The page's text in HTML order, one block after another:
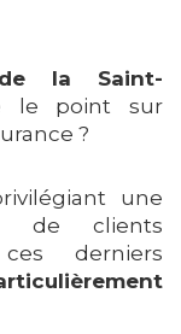
la Saint-
le point sur
?
une
de clients
derniers